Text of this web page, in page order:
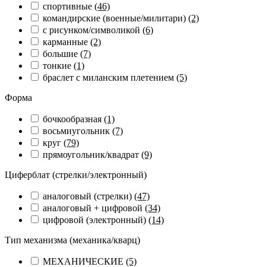
спортивные (46)
командирские (военные/милитари) (2)
с рисунком/символикой (6)
карманные (2)
большие (7)
тонкие (1)
браслет с миланским плетением (5)
Форма
бочкообразная (1)
восьмиугольник (7)
круг (79)
прямоугольник/квадрат (9)
Циферблат (стрелки/электронный)
аналоговый (стрелки) (47)
аналоговый + цифровой (34)
цифровой (электронный) (14)
Тип механизма (механика/кварц)
МЕХАНИЧЕСКИЕ (5)